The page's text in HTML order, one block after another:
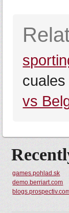
vs
games.pohlad.sk
demo.berriart.com